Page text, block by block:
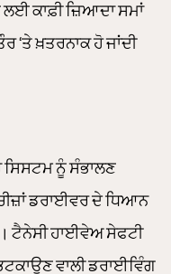
ਕਾਫ਼ੀ ਜ਼ਿਆਦਾ ਸਮਾਂ
‘ਤੇ ਖ਼ਤਰਨਾਕ ਹੋ ਜਾਂਦੀ
ਸਿਸਟਮ ਨੂੰ ਸੰਭਾਲਣ
ਡਰਾਈਵਰ ਦੇ ਧਿਆਨ
ਟੈਨੇਸੀ ਹਾਈਵੇਅ ਸੇਫਟੀ
ਵਾਲੀ ਡਰਾਈਵਿੰਗ